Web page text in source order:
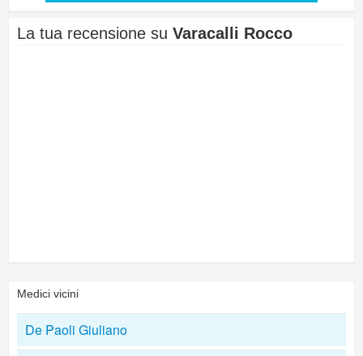
La tua recensione su Varacalli Rocco
Medici vicini
De Paoli Giuliano